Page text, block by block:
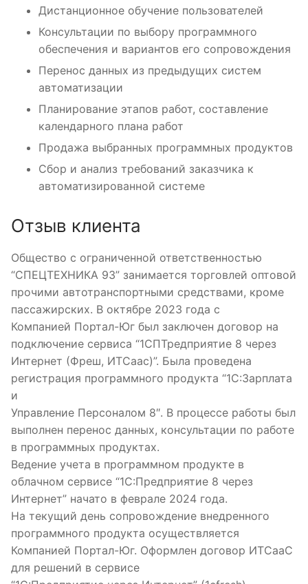
Дистанционное обучение пользователей
Консультации по выбору программного
обеспечения и вариантов его сопровождения
Перенос данных из предыдущих систем
автоматизации
Планирование этапов работ, составление
календарного плана работ
Продажа выбранных программных продуктов
Сбор и анализ требований заказчика к
автоматизированной системе
Отзыв клиента
Общество с ограниченной ответственностью
“СПЕЦТЕХНИКА 93” занимается торговлей оптовой
прочими автотранспортными средствами, кроме
пассажирских. В октябре 2023 года с
Компанией Портал-Юг был заключен договор на
подключение сервиса “1СПТредприятие 8 через
Интернет (Фреш, ИТСаас)”. Была проведена
регистрация программного продукта “1С:Зарплата
и
Управление Персоналом 8″. В процессе работы был
выполнен перенос данных, консультации по работе
в программных продуктах.
Ведение учета в программном продукте в
облачном сервисе “1С:Предприятие 8 через
Интернет” начато в феврале 2024 года.
На текущий день сопровождение внедренного
программного продукта осуществляется
Компанией Портал-Юг. Оформлен договор ИТСааС
для решений в сервисе